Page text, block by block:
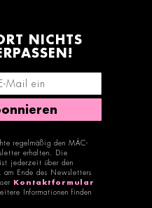
NICHTS
eingeben
regelmäßig den MÄC-
erhalten. Die
jederzeit über den
am Ende des Newsletters
Kontaktformular
Informationen finden